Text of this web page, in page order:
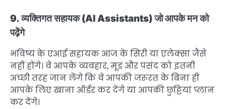
9. व्यक्तिगत सहायक (AI Assistants) जो आपके मन को
पढ़ेंगे
भविष्य के एआई सहायक आज के सिरी या एलेक्सा जैसे
नहीं होंगे। वे आपके व्यवहार, मूड और पसंद को इतनी
अच्छी तरह जान लेंगे कि वे आपकी जरूरत के बिना ही
आपके लिए खाना ऑर्डर कर देंगे या आपकी छुट्टियां प्लान
कर देंगे।